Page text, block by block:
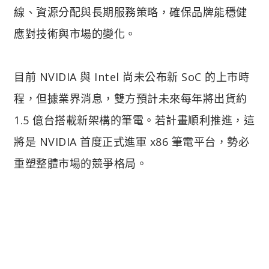
線、資源分配與長期服務策略，確保品牌能穩健
應對技術與市場的變化。
目前 NVIDIA 與 Intel 尚未公布新 SoC 的上市時
程，但據業界消息，雙方預計未來每年將出貨約
1.5 億台搭載新架構的筆電。若計畫順利推進，這
將是 NVIDIA 首度正式進軍 x86 筆電平台，勢必
重塑整體市場的競爭格局。